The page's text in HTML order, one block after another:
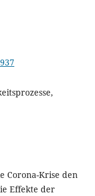
Corona-Krise den
Effekte der